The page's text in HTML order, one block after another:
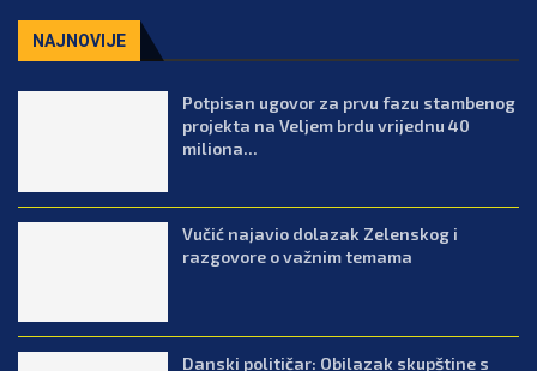
NAJNOVIJE
Potpisan ugovor za prvu fazu stambenog
projekta na Veljem brdu vrijednu 40
miliona...
Vučić najavio dolazak Zelenskog i
razgovore o važnim temama
Danski političar: Obilazak skupštine s